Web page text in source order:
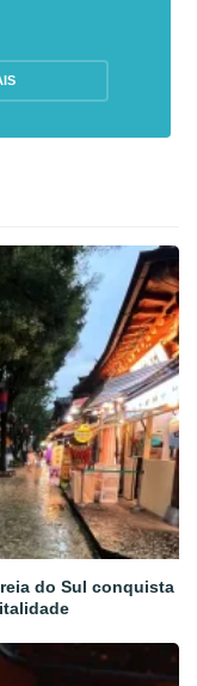
do Sul conquista